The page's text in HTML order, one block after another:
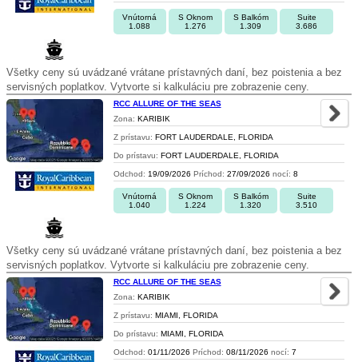
Vnútorná
1.088
S Oknom
1.276
S Balkóm
1.309
Suite
3.686
Všetky ceny sú uvádzané vrátane prístavných daní, bez poistenia a bez
servisných poplatkov. Vytvorte si kalkuláciu pre zobrazenie ceny.
RCC ALLURE OF THE SEAS
Zona: KARIBIK
Z prístavu: FORT LAUDERDALE, FLORIDA
Do prístavu: FORT LAUDERDALE, FLORIDA
Odchod: 19/09/2026 Príchod: 27/09/2026 nocí: 8
Vnútorná
1.040
S Oknom
1.224
S Balkóm
1.320
Suite
3.510
Všetky ceny sú uvádzané vrátane prístavných daní, bez poistenia a bez
servisných poplatkov. Vytvorte si kalkuláciu pre zobrazenie ceny.
RCC ALLURE OF THE SEAS
Zona: KARIBIK
Z prístavu: MIAMI, FLORIDA
Do prístavu: MIAMI, FLORIDA
Odchod: 01/11/2026 Príchod: 08/11/2026 nocí: 7